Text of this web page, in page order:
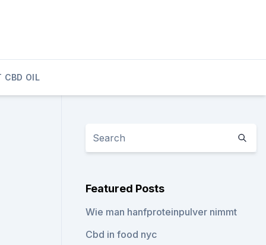
CBD OIL
Featured Posts
Wie man hanfproteinpulver nimmt
Cbd in food nyc